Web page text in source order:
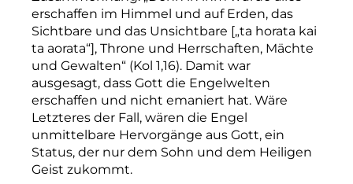
erschaffen im Himmel und auf Erden, das
Sichtbare und das Unsichtbare [„ta horata kai
ta aorata“], Throne und Herrschaften, Mächte
und Gewalten“ (Kol 1,16). Damit war
ausgesagt, dass Gott die Engelwelten
erschaffen und nicht emaniert hat. Wäre
Letzteres der Fall, wären die Engel
unmittelbare Hervorgänge aus Gott, ein
Status, der nur dem Sohn und dem Heiligen
Geist zukommt.